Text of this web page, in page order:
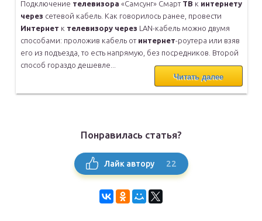
Подключение телевизора «Самсунг» Смарт ТВ к интернету
через сетевой кабель. Как говорилось ранее, провести
Интернет к телевизору через LAN-кабель можно двумя
способами: проложив кабель от интернет-роутера или взяв
его из подъезда, то есть напрямую, без посредников. Второй
способ гораздо дешевле...
Читать далее
Понравилась статья?
Лайк автору 22